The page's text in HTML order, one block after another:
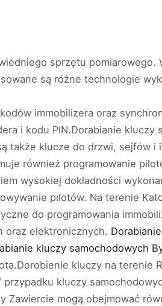
sprzętu
są różne technologie
immobilizera oraz
i kodu PIN.Dorabianie
także klucze do drzwi, sejfów i
również programowanie
wysokiej dokładności
pilotów. Na terenie
do programowania
oraz elektronicznych.
kluczy samochodowych
kluczy na terenie
kluczy
mogą obejmować